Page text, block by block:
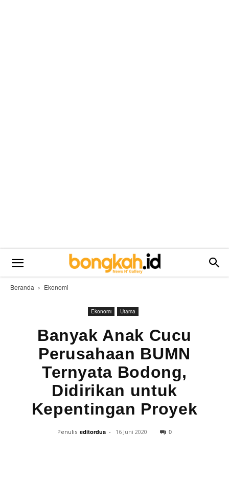
Beranda Ekonomi
Ekonomi Utama
Banyak Anak Cucu
Perusahaan BUMN
Ternyata Bodong,
Didirikan untuk
Kepentingan Proyek
Penulis editordua - 16 Juni 2020 0